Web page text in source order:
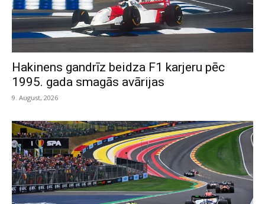
Hakinens gandrīz beidza F1 karjeru pēc
1995. gada smagās avārijas
9. August, 2026